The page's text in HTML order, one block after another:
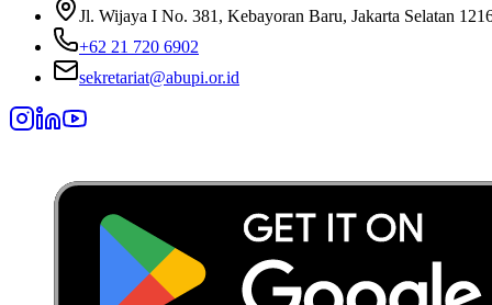
Jl. Wijaya I No. 381, Kebayoran Baru, Jakarta Selatan
+62 21 720 6902
sekretariat@abupi.or.id